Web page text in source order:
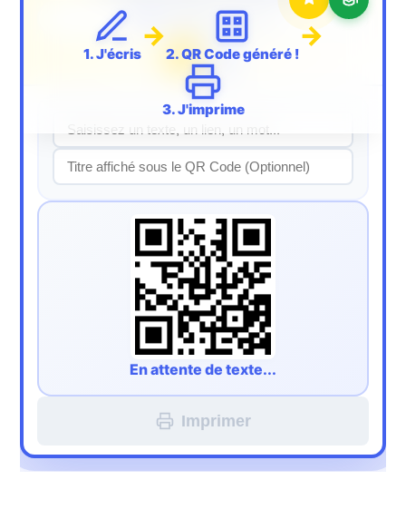
1. J'écris
→
2. QR Code généré !
→
3. J'imprime
CLASSE (TNI)
Imprimer
En attente de texte...